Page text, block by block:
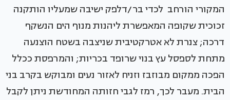
המקורי הורחב לכדי בר/דלפק ישיבה שמעליו הותקנה
זכוכית שקופה המאפשרת ליהנות מנוף הים הנשקף
דרכה; צנרת לא אטרקטיבית שניצבה בשטח הוצנעה
מתחת לספסל עץ בנוי שרופד בכריות; והמרפסת ככלל
הפכה ממקום מבוזבז וזניח לאזור נעים ומבוקש בקרב בני
הבית. מעבר לכך, רמז לגבי חזותה המחודשת ניתן לקבל